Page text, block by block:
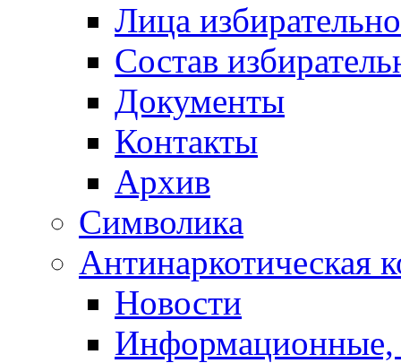
Лица
Состав
Документы
Контакты
Архив
Символика
Антинаркотическая
Новости
Информационные,